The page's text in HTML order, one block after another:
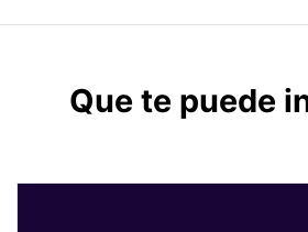
Que te puede